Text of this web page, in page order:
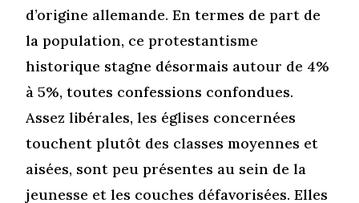
d’origine allemande. En termes de part de
la population, ce protestantisme
historique stagne désormais autour de 4%
à 5%, toutes confessions confondues.
Assez libérales, les églises concernées
touchent plutôt des classes moyennes et
aisées, sont peu présentes au sein de la
jeunesse et les couches défavorisées. Elles